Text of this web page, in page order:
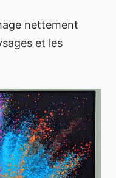
nettement
et les